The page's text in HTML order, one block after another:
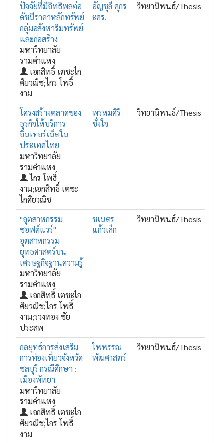
ปัจจัยที่มีอิทธิพลต่อ
ดัชนีราคาหลักทรัพย์
กลุ่มอสังหาริมทรัพย์
และก่อสร้าง
มหาวิทยาลัย
รามคำแหง
เอกสิทธิ์ เตชะไก
ศิยวณิช;ไกร โพธิ์
งาม
อัญชุลี ศุกร
ะศร.
วิทยานิพนธ์/Thesis
โครงสร้างตลาดของ
ธุรกิจให้บริการ
อินเทอร์เน็ตใน
ประเทศไทย
มหาวิทยาลัย
รามคำแหง
ไกร โพธิ์
งาม;เอกสิทธิ์ เตชะ
ไกศิยวณิช
พรหมศิริ
ชั่งใจ
วิทยานิพนธ์/Thesis
"อุตสาหกรรม
ซอฟต์แวร์"
อุตสาหกรรม
ยุทธศาสตร์บน
เศรษฐกิจฐานความรู้
มหาวิทยาลัย
รามคำแหง
เอกสิทธิ์ เตชะไก
ศิยวณิช;ไกร โพธิ์
งาม;รวงทอง ชัย
ประสพ
ชเนตร
แก้วเล็ก
วิทยานิพนธ์/Thesis
กลยุทธ์การส่งเสริม
การท่องเที่ยวจังหวัด
ชลบุรี กรณีศึกษา :
เมืองพัทยา
มหาวิทยาลัย
รามคำแหง
เอกสิทธิ์ เตชะไก
ศิยวณิช;ไกร โพธิ์
งาม
ไพพรรณ
พัฒศาสตร์
วิทยานิพนธ์/Thesis